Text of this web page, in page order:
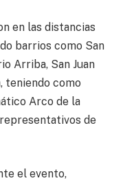
en las distancias
barrios como San
Arriba, San Juan
teniendo como
Arco de la
de
el evento,